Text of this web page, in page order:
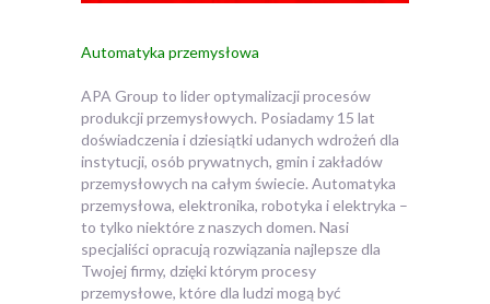
Automatyka przemysłowa
APA Group to lider optymalizacji procesów
produkcji przemysłowych. Posiadamy 15 lat
doświadczenia i dziesiątki udanych wdrożeń dla
instytucji, osób prywatnych, gmin i zakładów
przemysłowych na całym świecie. Automatyka
przemysłowa, elektronika, robotyka i elektryka –
to tylko niektóre z naszych domen. Nasi
specjaliści opracują rozwiązania najlepsze dla
Twojej firmy, dzięki którym procesy
przemysłowe, które dla ludzi mogą być